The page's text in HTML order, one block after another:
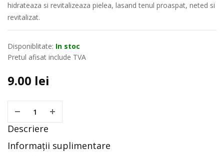
hidrateaza si revitalizeaza pielea, lasand tenul proaspat, neted si
revitalizat.
Disponiblitate: In stoc
Pretul afisat include TVA
9.00 lei
Descriere
Informații suplimentare